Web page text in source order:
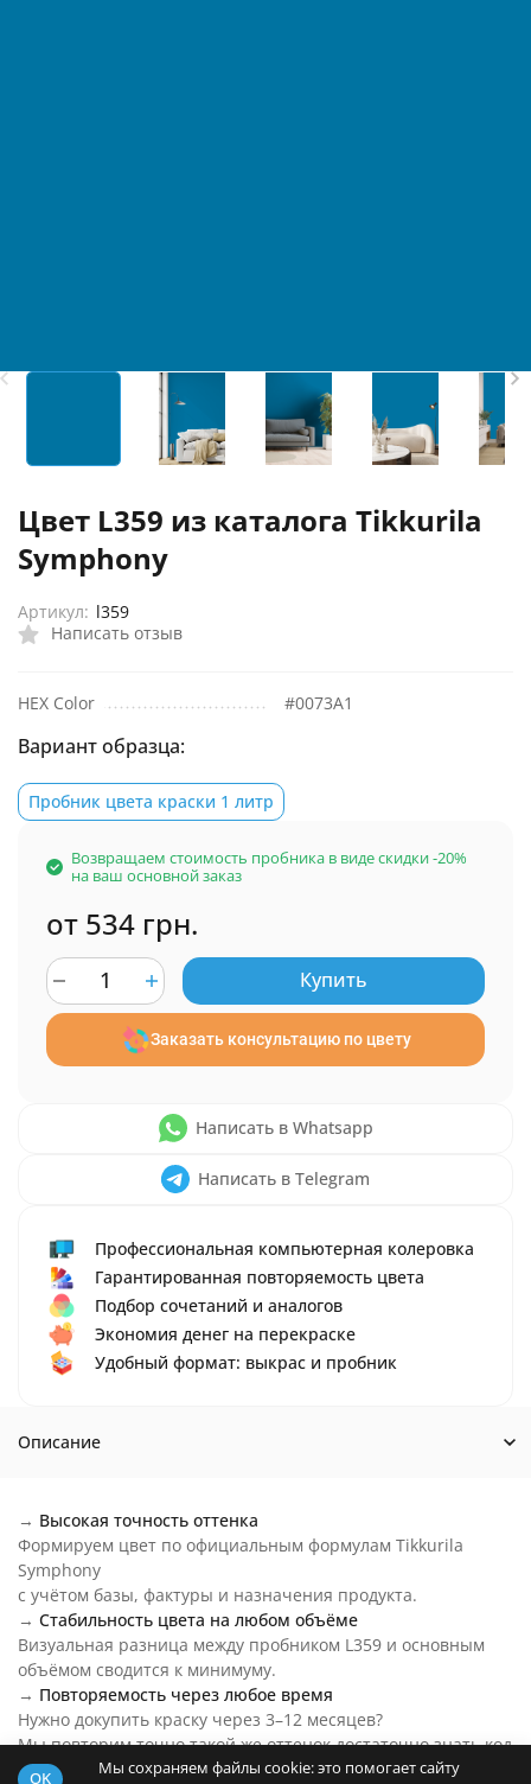
Цвет L359 из каталога Tikkurila
Symphony
Написать отзыв
Артикул: l359
HEX Color #0073A1
Вариант образца:
Пробник цвета краски 1 литр
Возвращаем стоимость пробника в виде скидки -20%
на ваш основной заказ
от 534 грн.
Купить
Заказать консультацию по цвету
Написать в Whatsapp
Написать в Telegram
Профессиональная компьютерная колеровка
Гарантированная повторяемость цвета
Подбор сочетаний и аналогов
Экономия денег на перекраске
Удобный формат: выкрас и пробник
Описание
→ Высокая точность оттенка
Формируем цвет по официальным формулам Tikkurila
Symphony
с учётом базы, фактуры и назначения продукта.
→ Стабильность цвета на любом объёме
Визуальная разница между пробником L359 и основным
объёмом сводится к минимуму.
→ Повторяемость через любое время
Нужно докупить краску через 3–12 месяцев?
Мы повторим точно такой же оттенок достаточно знать код
цвета.
OK
Мы сохраняем файлы cookie: это помогает сайту